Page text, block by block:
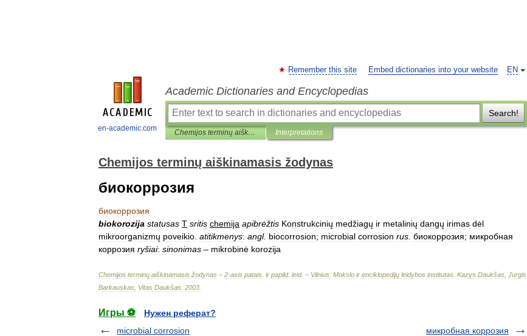
en-academic.com
EN
Remember this site Embed dictionaries into your website
Academic Dictionaries and Encyclopedias
Search!
Chemijos terminų aiškinamasis žodynas Interpretations
Chemijos terminų aiškinamasis žodynas
биокоррозия
биокоррозия
biokorozija statusas T sritis chemija apibrėžtis Konstrukcinių medžiagų ir metalinių dangų irimas dėl
mikroorganizmų poveikio atitikmenys: angl. biocorrosion; microbial corrosion rus биокоррозия; микробная
коррозия ryšiai: sinonimas – mikrobinė korozija
Chemijos terminų aiškinamasis žodynas – 2-asis patais ir papild. leid. – Vilnius: Mokslo ir enciklopedijų leidybos institutas Kazys Daukšas Jurgis
Barkauskas Vitas Daukšas 2003
Игры ⚽
Нужен реферат?
microbial corrosion
микробная коррозия